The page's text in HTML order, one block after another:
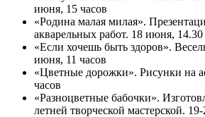
июня, 15 часов
«Родина малая милая».
акварельных работ. 18 июня, 14.30
«Если хочешь быть здоров».
июня, 11 часов
«Цветные дорожки». Рисунки на
часов
«Разноцветные бабочки».
летней творческой мастерской.